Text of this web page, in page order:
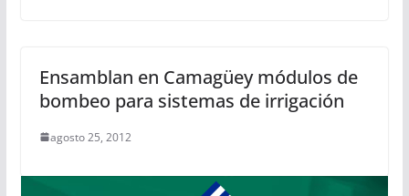
Ensamblan en Camagüey módulos de
bombeo para sistemas de irrigación
agosto 25, 2012